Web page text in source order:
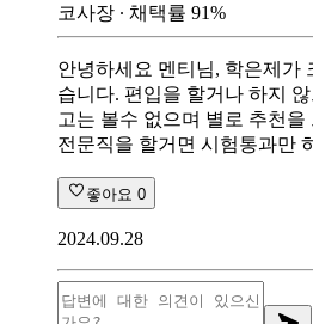
코사장 ∙ 채택률 91%
안녕하세요 멘티님, 학은제가
습니다. 편입을 할거나 하지
고는 볼수 없으며 별로 추천
전문직을 할거면 시험통과만
좋아요 0
2024.09.28